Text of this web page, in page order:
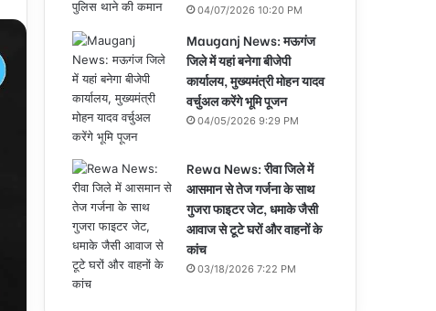
04/07/2026 10:20 PM
Mauganj News: मऊगंज
जिले में यहां बनेगा बीजेपी
कार्यालय, मुख्यमंत्री मोहन यादव
वर्चुअल करेंगे भूमि पूजन
04/05/2026 9:29 PM
Rewa News: रीवा जिले में
आसमान से तेज गर्जना के साथ
गुजरा फाइटर जेट, धमाके जैसी
आवाज से टूटे घरों और वाहनों के
कांच
03/18/2026 7:22 PM